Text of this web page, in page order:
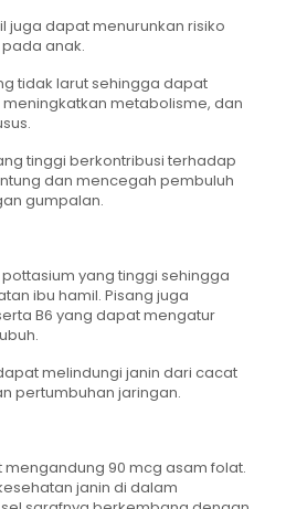
juga dapat menurunkan risiko
anak.
tidak larut sehingga dapat
metabolisme, dan
tinggi berkontribusi terhadap
dan mencegah pembuluh
gumpalan.
yang tinggi sehingga
ibu hamil. Pisang juga
B6 yang dapat mengatur
melindungi janin dari cacat
pertumbuhan jaringan.
90 mcg asam folat.
janin di dalam